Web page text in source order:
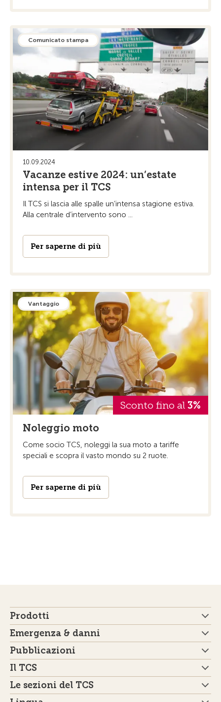
Comunicato stampa
10.09.2024
Vacanze estive 2024: un’estate
intensa per il TCS
Il TCS si lascia alle spalle un’intensa stagione estiva.
Alla centrale d’intervento sono ...
Per saperne di più
Vantaggio
Sconto fino al 3%
Noleggio moto
Come socio TCS, noleggi la sua moto a tariffe
speciali e scopra il vasto mondo su 2 ruote.
Per saperne di più
Prodotti
Emergenza & danni
Pubblicazioni
Il TCS
Le sezioni del TCS